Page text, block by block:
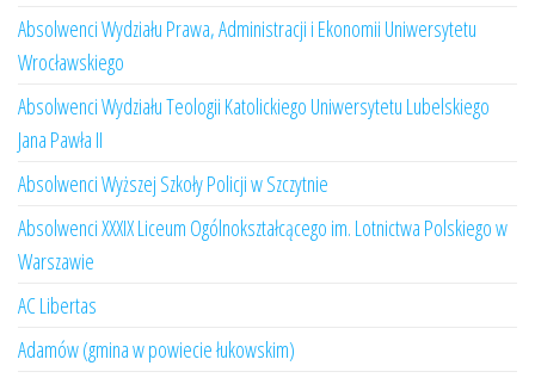
Absolwenci Wydziału Prawa, Administracji i Ekonomii Uniwersytetu
Wrocławskiego
Absolwenci Wydziału Teologii Katolickiego Uniwersytetu Lubelskiego
Jana Pawła II
Absolwenci Wyższej Szkoły Policji w Szczytnie
Absolwenci XXXIX Liceum Ogólnokształcącego im. Lotnictwa Polskiego w
Warszawie
AC Libertas
Adamów (gmina w powiecie łukowskim)